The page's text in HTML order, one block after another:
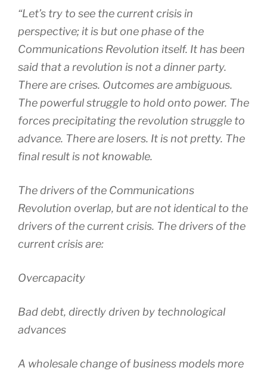
“Let’s try to see the current crisis in
perspective; it is but one phase of the
Communications Revolution itself. It has been
said that a revolution is not a dinner party.
There are crises. Outcomes are ambiguous.
The powerful struggle to hold onto power. The
forces precipitating the revolution struggle to
advance. There are losers. It is not pretty. The
final result is not knowable.
The drivers of the Communications
Revolution overlap, but are not identical to the
drivers of the current crisis. The drivers of the
current crisis are:
Overcapacity
Bad debt, directly driven by technological
advances
A wholesale change of business models more